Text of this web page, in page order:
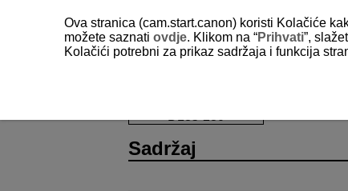
Prilagođene funkcije /
Sadržaj
Ova stranica (cam.start.canon) koristi Kolačiće
možete saznati ovdje. Klikom na “Prihvati”,
Kolačići potrebni za prikaz sadržaja i funkcija